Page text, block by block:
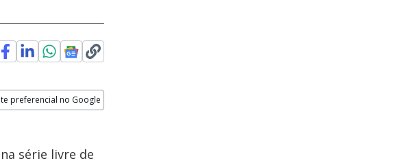
preferencial no Google
série livre de